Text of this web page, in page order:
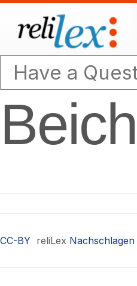
CC-BY reliLex Nachschlagen